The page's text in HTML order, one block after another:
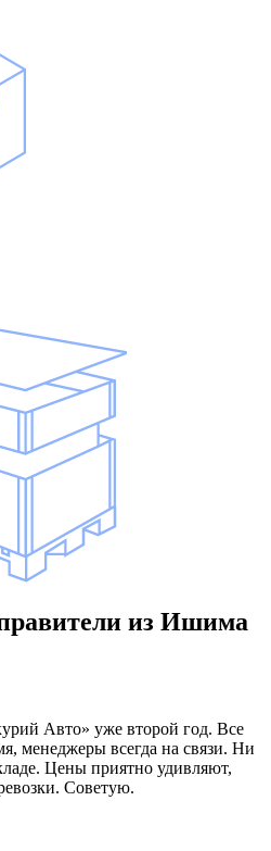
из Ишима
Авто» уже второй год. Все
менеджеры всегда на связи. Ни
Цены приятно удивляют,
Советую.